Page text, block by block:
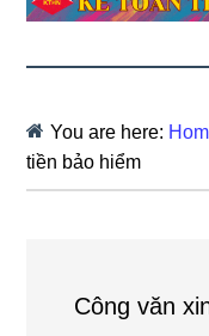
You are here:
tiền bảo hiểm
Công văn